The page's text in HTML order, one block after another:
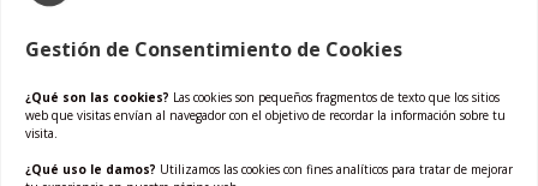
Gestión de Consentimiento de Cookies
¿Qué son las cookies? Las cookies son pequeños fragmentos de texto que los sitios
web que visitas envían al navegador con el objetivo de recordar la información sobre tu
visita.
¿Qué uso le damos? Utilizamos las cookies con fines analíticos para tratar de mejorar